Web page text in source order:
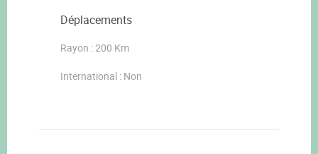
Déplacements
Rayon : 200 Km
International : Non